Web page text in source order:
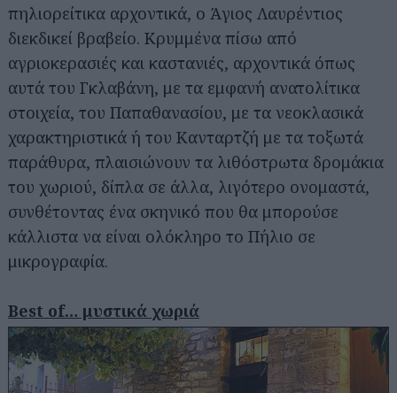
πηλιορείτικα αρχοντικά, ο Άγιος Λαυρέντιος
διεκδικεί βραβείο. Κρυμμένα πίσω από
αγριοκερασιές και καστανιές, αρχοντικά όπως
αυτά του Γκλαβάνη, με τα εμφανή ανατολίτικα
στοιχεία, του Παπαθανασίου, με τα νεοκλασικά
χαρακτηριστικά ή του Κανταρτζή με τα τοξωτά
παράθυρα, πλαισιώνουν τα λιθόστρωτα δρομάκια
του χωριού, δίπλα σε άλλα, λιγότερο ονομαστά,
συνθέτοντας ένα σκηνικό που θα μπορούσε
κάλλιστα να είναι ολόκληρο το Πήλιο σε
μικρογραφία.
Best of… μυστικά χωριά